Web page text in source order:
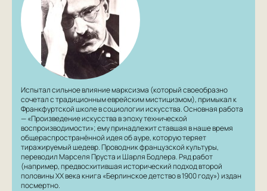
Испытал сильное влияние марксизма (который своеобразно
сочетал с традиционным еврейским мистицизмом), примыкал к
Франкфуртской школе в социологии искусства. Основная работа
— «Произведение искусства в эпоху технической
воспроизводимости»; ему принадлежит ставшая в наше время
общераспространённой идея об ауре, которую теряет
тиражируемый шедевр. Проводник французской культуры,
переводил Марселя Пруста и Шарля Бодлера. Ряд работ
(например, предвосхитившая исторический подход второй
половины XX века книга «Берлинское детство в 1900 году») издан
посмертно.